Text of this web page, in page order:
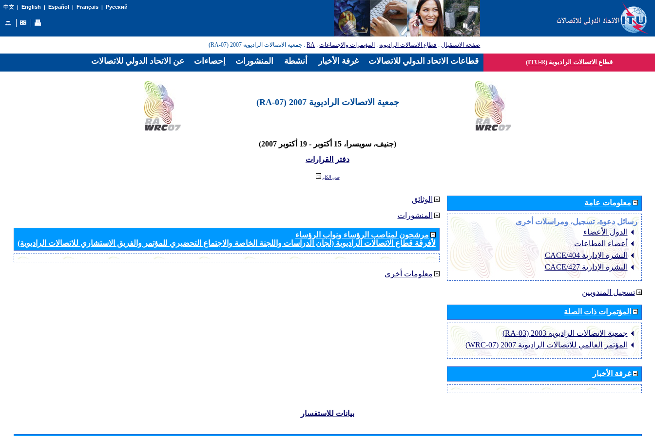
中文| English | Español | Français| Русский
صفحة الاستقبال: قطاع الاتصالات الراديوية: المؤتمرات والاجتماعات:
RA: جمعية الاتصالات الراديوية 2007 (RA-07)
قطاع الاتصالات الراديوية (ITU-R)
جمعية الاتصالات الراديوية 2007 (RA-07)
(جنيف، سويسرا، 15 أكتوبر - 19 أكتوبر 2007)
دفتر القرارات
طي الكل
الوثائق
المنشورات
مرشحون لمناصب الرؤساء ونواب الرؤساء
لأفرقة قطاع الاتصالات الراديوية (لجان الدراسات واللجنة الخاصة والاجتماع التحضيري للمؤتمر والفريق الاستشاري للاتصالات الراديوية)
معلومات أخرى
معلومات عامة
رسائل دعوة، تسجيل، ومراسلات أخرى
الدول الأعضاء
أعضاء القطاعات
النشرة الإدارية CACE/404
النشرة الإدارية CACE/427
تسجيل المندوبين
المؤتمرات ذات الصلة
جمعية الاتصالات الراديوية 2003 (RA-03)
المؤتمر العالمي للاتصالات الراديوية 2007 (WRC-07)
غرفة الأخبار
بيانات للاستفسار
عن الاتحاد الدولي للاتصالات إحصاءات المنشورات أنشطة غرفة الأخبار قطاعات الاتحاد الدولي للاتصالات